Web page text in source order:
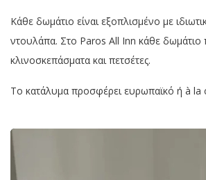
Κάθε δωμάτιο είναι εξοπλισμένο με
ντουλάπα. Στο Paros All Inn κάθε δωμάτιο
κλινοσκεπάσματα και πετσέτες.
Το κατάλυμα προσφέρει ευρωπαϊκό ή à la